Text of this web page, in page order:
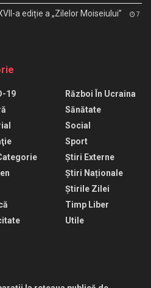
a ediție a „Zilelor Moiseiului” 7
19
Război În Ucraina
Sănătate
Social
Sport
Știri Externe
Știri Naționale
Știrile Zilei
Timp Liber
Utile